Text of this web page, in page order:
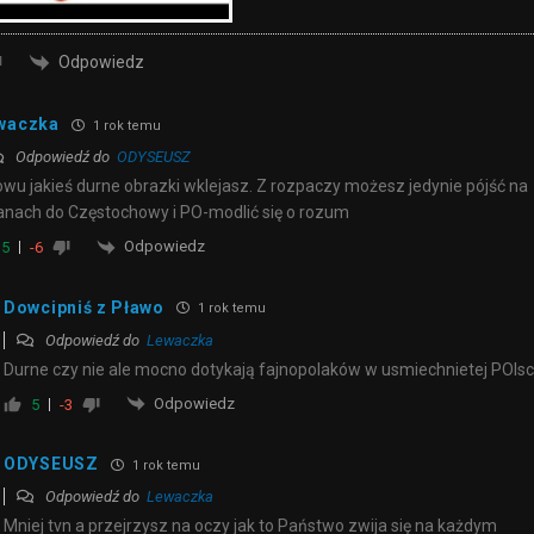
Odpowiedz
1 rok temu
Odpowiedź do ODYSEUSZ
jakieś durne obrazki wklejasz. Z rozpaczy możesz jedynie pójść na
do Częstochowy i PO-modlić się o rozum
5 -6 Odpowiedz
Dowcipniś z Pławo 1 rok temu
Odpowiedź do Lewaczka
Durne czy nie ale mocno dotykają fajnopolaków w usmiechnietej
5 -3 Odpowiedz
ODYSEUSZ 1 rok temu
Odpowiedź do Lewaczka
Mniej tvn a przejrzysz na oczy jak to Państwo zwija się na każdym